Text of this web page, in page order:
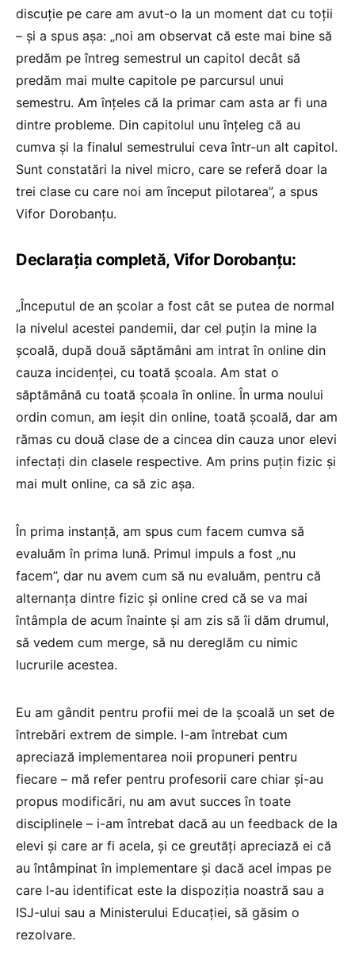
discuție pe care am avut-o la un moment dat cu toții
– și a spus așa: „noi am observat că este mai bine să
predăm pe întreg semestrul un capitol decât să
predăm mai multe capitole pe parcursul unui
semestru. Am înțeles că la primar cam asta ar fi una
dintre probleme. Din capitolul unu înțeleg că au
cumva și la finalul semestrului ceva într-un alt capitol.
Sunt constatări la nivel micro, care se referă doar la
trei clase cu care noi am început pilotarea”, a spus
Vifor Dorobanțu.
Declarația completă, Vifor Dorobanțu:
„Începutul de an școlar a fost cât se putea de normal
la nivelul acestei pandemii, dar cel puțin la mine la
școală, după două săptămâni am intrat în online din
cauza incidenței, cu toată școala. Am stat o
săptămână cu toată școala în online. În urma noului
ordin comun, am ieșit din online, toată școală, dar am
rămas cu două clase de a cincea din cauza unor elevi
infectați din clasele respective. Am prins puțin fizic și
mai mult online, ca să zic așa.
În prima instanță, am spus cum facem cumva să
evaluăm în prima lună. Primul impuls a fost „nu
facem”, dar nu avem cum să nu evaluăm, pentru că
alternanța dintre fizic și online cred că se va mai
întâmpla de acum înainte și am zis să îi dăm drumul,
să vedem cum merge, să nu dereglăm cu nimic
lucrurile acestea.
Eu am gândit pentru profii mei de la școală un set de
întrebări extrem de simple. I-am întrebat cum
apreciază implementarea noii propuneri pentru
fiecare – mă refer pentru profesorii care chiar și-au
propus modificări, nu am avut succes în toate
disciplinele – i-am întrebat dacă au un feedback de la
elevi și care ar fi acela, și ce greutăți apreciază ei că
au întâmpinat în implementare și dacă acel impas pe
care l-au identificat este la dispoziția noastră sau a
ISJ-ului sau a Ministerului Educației, să găsim o
rezolvare.